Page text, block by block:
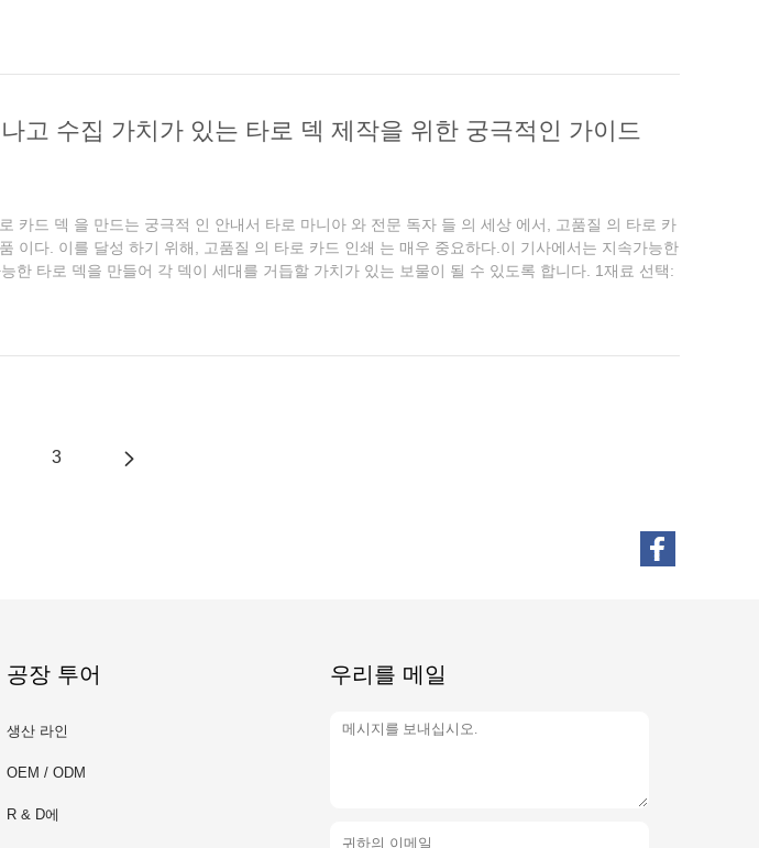
고 수집 가치가 있는 타로 덱 제작을 위한 궁극적인 가이드
카드 덱 을 만드는 궁극적 인 안내서 타로 마니아 와 전문 독자 들 의 세상 에서, 고품질 의 타로 카
이다. 이를 달성 하기 위해, 고품질 의 타로 카드 인쇄 는 매우 중요하다.이 기사에서는 지속가능한
한 타로 덱을 만들어 각 덱이 세대를 거듭할 가치가 있는 보물이 될 수 있도록 합니다. 1재료 선택:
3
공장 투어
생산 라인
OEM / ODM
R & D에
우리를 메일